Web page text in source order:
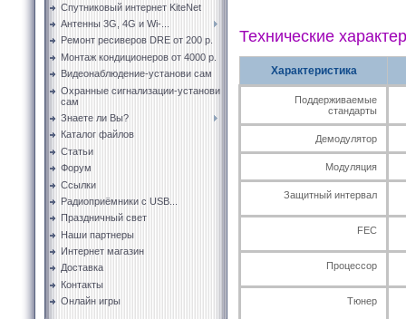
Спутниковый интернет KiteNet
Антенны 3G, 4G и Wi-...
Ремонт ресиверов DRE от 200 р.
Монтаж кондиционеров от 4000 р.
Видеонаблюдение-установи сам
Охранные сигнализации-установи
сам
Знаете ли Вы?
Каталог файлов
Статьи
Форум
Ссылки
Радиоприёмники с USB...
Праздничный свет
Наши партнеры
Интернет магазин
Доставка
Контакты
Онлайн игры
Технические
Характеристика
Поддерживаемые
стандарты
Демодулятор
Модуляция
Защитный интервал
FEC
Процессор
Тюнер